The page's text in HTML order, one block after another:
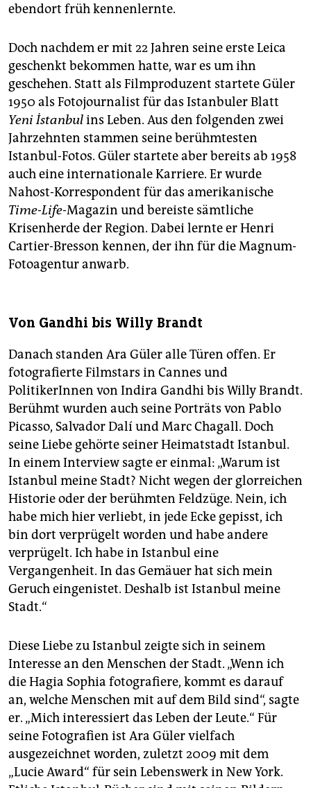
ebendort früh kennenlernte.
Doch nachdem er mit 22 Jahren seine erste Leica
geschenkt bekommen hatte, war es um ihn
geschehen. Statt als Filmproduzent startete Güler
1950 als Fotojournalist für das Istanbuler Blatt
Yeni İstanbulins Leben. Aus den folgenden zwei
Jahrzehnten stammen seine berühmtesten
Istanbul-Fotos. Güler startete aber bereits ab 1958
auch eine internationale Karriere. Er wurde
Nahost-Korrespondent für das amerikanische
Time-Life-Magazin und bereiste sämtliche
Krisenherde der Region. Dabei lernte er Henri
Cartier-Bresson kennen, der ihn für die Magnum-
Fotoagentur anwarb.
Von Gandhi bis Willy Brandt
Danach standen Ara Güler alle Türen offen. Er
fotografierte Filmstars in Cannes und
PolitikerInnen von Indira Gandhi bis Willy Brandt.
Berühmt wurden auch seine Porträts von Pablo
Picasso, Salvador Dalí und Marc Chagall. Doch
seine Liebe gehörte seiner Heimatstadt Istanbul.
In einem Interview sagte er einmal: „Warum ist
Istanbul meine Stadt? Nicht wegen der glorreichen
Historie oder der berühmten Feldzüge. Nein, ich
habe mich hier verliebt, in jede Ecke gepisst, ich
bin dort verprügelt worden und habe andere
verprügelt. Ich habe in Istanbul eine
Vergangenheit. In das Gemäuer hat sich mein
Geruch eingenistet. Deshalb ist Istanbul meine
Stadt.“
Diese Liebe zu Istanbul zeigte sich in seinem
Interesse an den Menschen der Stadt. „Wenn ich
die Hagia Sophia fotografiere, kommt es darauf
an, welche Menschen mit auf dem Bild sind“, sagte
er. „Mich interessiert das Leben der Leute.“ Für
seine Fotografien ist Ara Güler vielfach
ausgezeichnet worden, zuletzt 2009 mit dem
„Lucie Award“ für sein Lebenswerk in New York.